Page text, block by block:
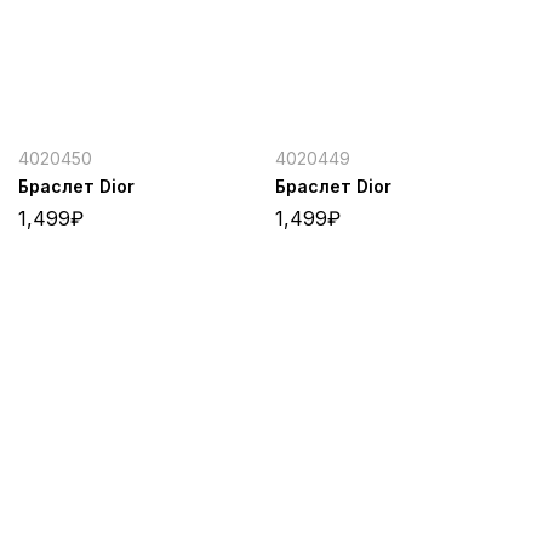
4020450
Браслет Dior
1,499₽
4020449
Браслет Dior
1,499₽